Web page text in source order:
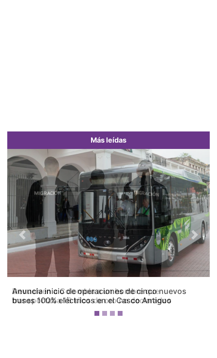
Más leídas
Devuelven a Colombia a un hombre que
transportaba 16 kilos de oro no declarados
Previous Next